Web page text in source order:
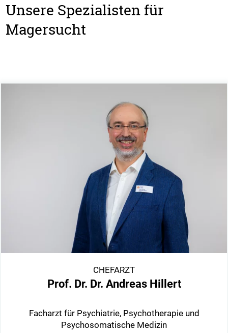
Unsere Spezialisten für
Magersucht
CHEFARZT
Prof. Dr. Dr. Andreas Hillert
Facharzt für Psychiatrie, Psychotherapie und
Psychosomatische Medizin